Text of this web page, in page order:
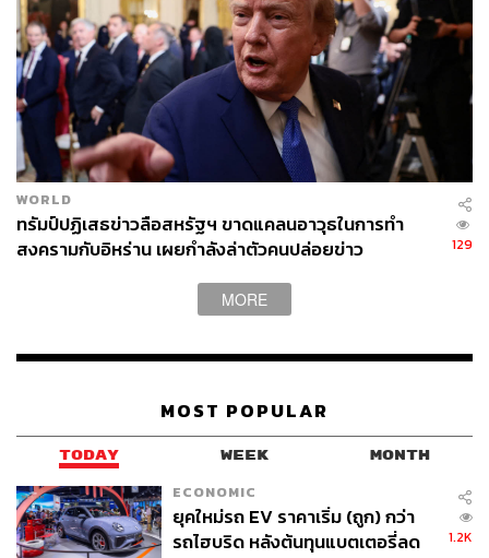
WORLD
ทรัมป์ปฏิเสธข่าวลือสหรัฐฯ ขาดแคลนอาวุธในการทำ
สงครามกับอิหร่าน เผยกำลังล่าตัวคนปล่อยข่าว
129
MORE
MOST POPULAR
TODAY WEEK MONTH
ECONOMIC
ยุคใหม่รถ EV ราคาเริ่ม (ถูก) กว่า
รถไฮบริด หลังต้นทุนแบตเตอรี่ลด
1.2K